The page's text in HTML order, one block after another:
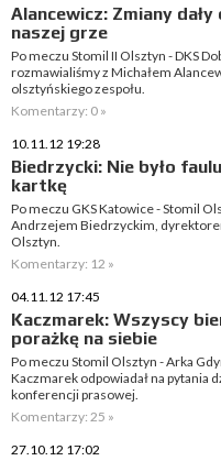
Alancewicz: Zmiany
naszej grze
Po meczu Stomil II Olsztyn - DKS
rozmawialiśmy z Michałem
olsztyńskiego zespołu.
Komentarzy: 0 »
10.11.12 19:28
Biedrzycki: Nie było
kartkę
Po meczu GKS Katowice - Stomil
Andrzejem Biedrzyckim,
Olsztyn.
Komentarzy: 12 »
04.11.12 17:45
Kaczmarek: Wszyscy
porażkę na siebie
Po meczu Stomil Olsztyn - Arka
Kaczmarek odpowiadał na pytania
konferencji prasowej.
Komentarzy: 25 »
27.10.12 17:02